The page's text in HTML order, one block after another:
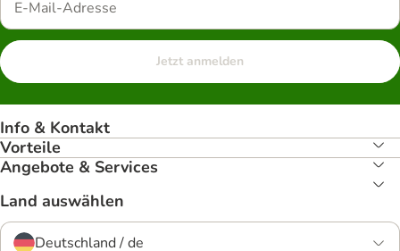
Jetzt anmelden
Info & Kontakt
Vorteile
Angebote & Services
Land auswählen
Deutschland / de